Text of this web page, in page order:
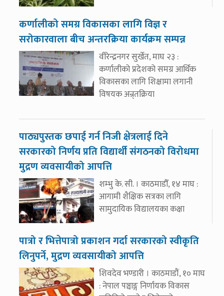
कर्णालीको समग्र विकासका लागि विज्ञ र
सरोकारवाला बीच अन्तरक्रिया कार्यक्रम सम्पन्न
वीरेन्द्रनगर सुर्खेत, माघ २३ :
कर्णालीको प्रदेशको समग्र आर्थिक
विकासका लागि शिक्षामा लगानी
विषयक अन्र्तक्रिया
पाठ्यपुस्तक छपाई गर्न निजी क्षेत्रलाई दिने
सरकारको निर्णय प्रति विद्यार्थी संगठनको विरोधमा
मुद्रण व्यवसायीको आपत्ति
शम्भु के. सी. । काठमाडौँ, १४ माघ :
आगामी शैक्षिक सत्रका लागि
सामुदायिक विद्यालयका कक्षा
पात्रो र भित्तेपात्रो प्रकाशन गर्दा सरकारको स्वीकृति
लिनुपर्ने, मुद्रण व्यवसायीको आपत्ति
शिवदेव भण्डारी । काठमाडौं, १० माघ
: नेपाल पञ्चाङ्ग निर्णायक विकास